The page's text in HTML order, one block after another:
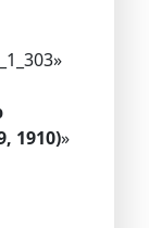
1910)»